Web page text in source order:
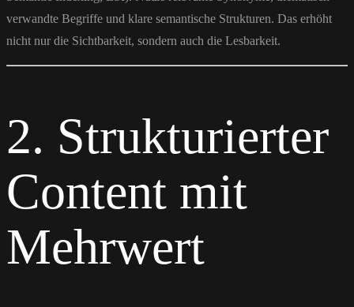
verwandte Begriffe und klare semantische Strukturen. Das erhöht
nicht nur die Sichtbarkeit, sondern auch die Lesbarkeit.
2. Strukturierter
Content mit
Mehrwert